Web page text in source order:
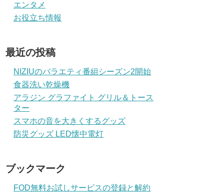
エンタメ
お役立ち情報
最近の投稿
NIZIUのバラエティ番組シーズン2開始
食器洗い乾燥機
アラジン グラファイト グリル＆トース
ター
スマホの音を大きくするグッズ
防災グッズ LED懐中電灯
ブックマーク
FOD無料お試しサービスの登録と解約